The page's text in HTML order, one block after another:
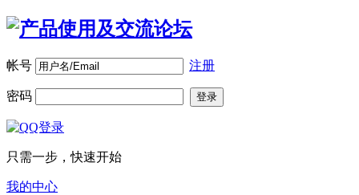
帐号 注册
密码 登录
只需一步，快速开始
我的中心